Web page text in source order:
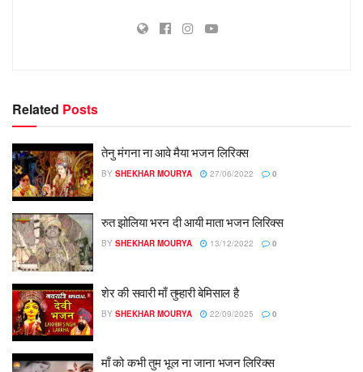
Related Posts
तेनु मंगना ना आवे मैया भजन लिरिक्स
BY SHEKHAR MOURYA 27/06/2022 0
रुत झोलिया भरन दी आयी माता भजन लिरिक्स
BY SHEKHAR MOURYA 13/12/2022 0
शेर की सवारी माँ तुम्हारी बेमिसाल है
BY SHEKHAR MOURYA 22/09/2025 0
माँ को कभी तुम भूल ना जाना भजन लिरिक्स